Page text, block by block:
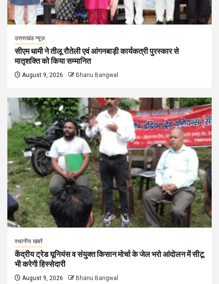
उत्तराखंड न्यूज़
सीएम धामी ने तीलू रौतेली एवं आंगनबाड़ी कार्यकत्री पुरस्कार से
मातृशक्ति को किया सम्मानित
August 9, 2026 Bhanu Bangwal
स्थानीय खबरें
केंद्रीय ट्रेड यूनियंस व संयुक्त किसान मोर्चा के जेल भरो आंदोलन में सीटू
भी करेगी हिस्सेदारी
August 9, 2026 Bhanu Bangwal